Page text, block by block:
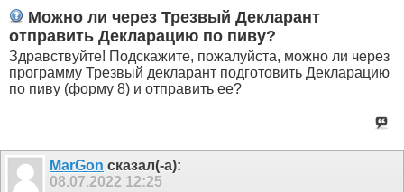
499 ₽
-15%
Отмена Оплатить
Можно ли через Трезвый Декларант
отправить Декларацию по пиву?
Здравствуйте! Подскажите, пожалуйста, можно ли через
программу Трезвый декларант подготовить Декларацию
по пиву (форму 8) и отправить ее?
MarGon сказал(-а):
08.07.2022 12:25